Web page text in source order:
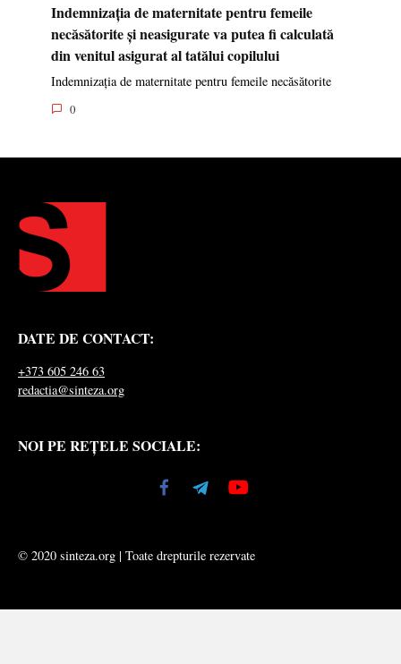
Indemnizația de maternitate pentru femeile
necăsătorite și neasigurate va putea fi calculată
din venitul asigurat al tatălui copilului
Indemnizația de maternitate pentru femeile necăsătorite
0
DATE DE CONTACT:
+373 605 246 63
redactia@sinteza.org
NOI PE REȚELE SOCIALE:
© 2020 sinteza.org | Toate drepturile rezervate